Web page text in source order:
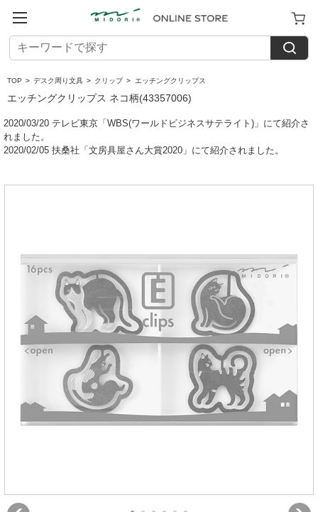
TOP > デスク周り文具 > クリップ > エッチングクリップス
エッチングクリップス ネコ柄(43357006)
2020/03/20 テレビ東京「WBS(ワールドビジネスサテライト)」にて紹介さ
れました。
2020/02/05 扶桑社「文房具屋さん大賞2020」にて紹介されました。